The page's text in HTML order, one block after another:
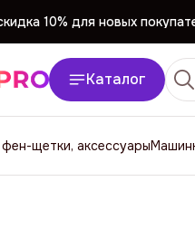
10% для новых
cкидка 10% для новых
Каталог
щетки, аксессуары